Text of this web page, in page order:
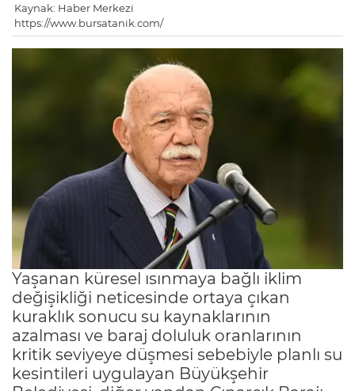
Kaynak: Haber Merkezi
https://www.bursatanik.com/
Yaşanan küresel ısınmaya bağlı iklim
değişikliği neticesinde ortaya çıkan
kuraklık sonucu su kaynaklarının
azalması ve baraj doluluk oranlarının
kritik seviyeye düşmesi sebebiyle planlı su
kesintileri uygulayan Büyükşehir